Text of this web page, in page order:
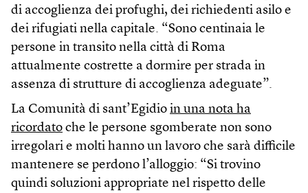
di accoglienza dei profughi, dei richiedenti asilo e
dei rifugiati nella capitale. “Sono centinaia le
persone in transito nella città di Roma
attualmente costrette a dormire per strada in
assenza di strutture di accoglienza adeguate”.
La Comunità di sant’Egidio in una nota ha
ricordato che le persone sgomberate non sono
irregolari e molti hanno un lavoro che sarà difficile
mantenere se perdono l’alloggio: “Si trovino
quindi soluzioni appropriate nel rispetto delle